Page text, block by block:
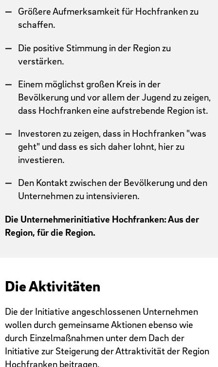
Größere Aufmerksamkeit für Hochfranken zu
schaffen.
Die positive Stimmung in der Region zu
verstärken.
Einem möglichst großen Kreis in der
Bevölkerung und vor allem der Jugend zu zeigen,
dass Hochfranken eine aufstrebende Region ist.
Investoren zu zeigen, dass in Hochfranken "was
geht" und dass es sich daher lohnt, hier zu
investieren.
Den Kontakt zwischen der Bevölkerung und den
Unternehmen zu intensivieren.
Die Unternehmerinitiative Hochfranken: Aus der
Region, für die Region.
Die Aktivitäten
Die der Initiative angeschlossenen Unternehmen
wollen durch gemeinsame Aktionen ebenso wie
durch Einzelmaßnahmen unter dem Dach der
Initiative zur Steigerung der Attraktivität der Region
Hochfranken beitragen.